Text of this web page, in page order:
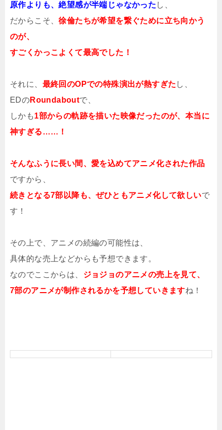
原作よりも、絶望感が半端じゃなかった し、
だからこそ、徐倫たちが希望を繋ぐために立ち向かう
のが、
すごくかっこよくて最高でした！
それに、 最終回のOPでの特殊演出が熱すぎた し、
EDのRoundaboutで、
しかも1部からの軌跡を描いた映像だったのが、本当に
神すぎる……！
そんなふうに長い間、愛を込めてアニメ化された作品
ですから、
続きとなる7部以降も、ぜひともアニメ化して欲しいで
す！
その上で、アニメの続編の可能性は、
具体的な売上などからも予想できます。
なのでここからは、 ジョジョのアニメの売上を見て、
7部のアニメが制作されるかを予想していきますね！